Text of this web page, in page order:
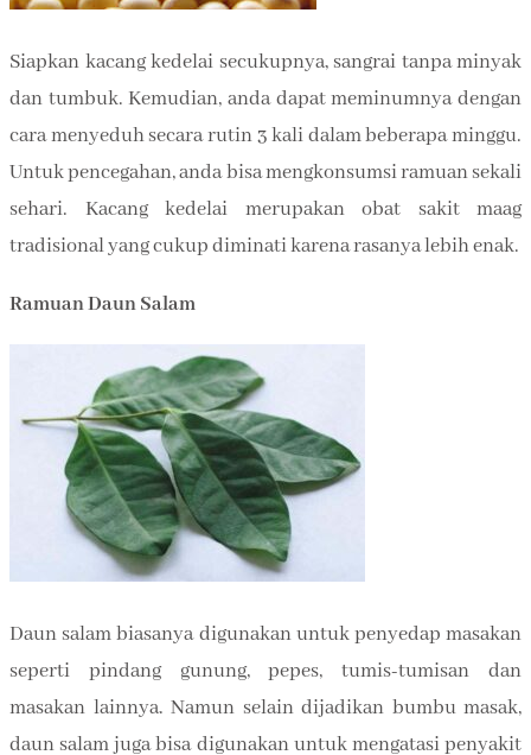
Siapkan kacang kedelai secukupnya, sangrai tanpa minyak
dan tumbuk. Kemudian, anda dapat meminumnya dengan
cara menyeduh secara rutin 3 kali dalam beberapa minggu.
Untuk pencegahan, anda bisa mengkonsumsi ramuan sekali
sehari. Kacang kedelai merupakan obat sakit maag
tradisional yang cukup diminati karena rasanya lebih enak.
Ramuan Daun Salam
Daun salam biasanya digunakan untuk penyedap masakan
seperti pindang gunung, pepes, tumis-tumisan dan
masakan lainnya. Namun selain dijadikan bumbu masak,
daun salam juga bisa digunakan untuk mengatasi penyakit